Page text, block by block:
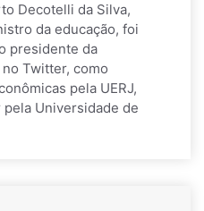
Decotelli da Silva,
da educação, foi
presidente da
Twitter, como
pela UERJ,
pela Universidade de